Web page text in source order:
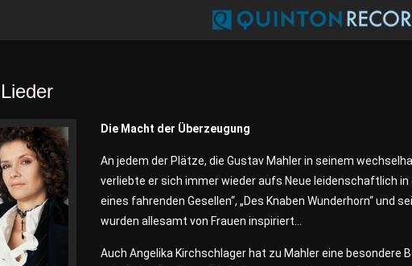
Die Macht der Überzeugung
An jedem der Plätze, die Gustav Mahler in seinem
verliebte er sich immer wieder aufs Neue leidenschaftlich in
eines fahrenden Gesellen“, „Des Knaben Wunderhorn“ und
wurden allesamt von Frauen inspiriert…
Auch Angelika Kirchschlager hat zu Mahler eine besondere